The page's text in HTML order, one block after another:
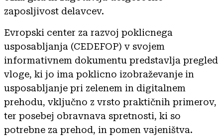
zaposljivost delavcev.
Evropski center za razvoj poklicnega
usposabljanja (CEDEFOP) v svojem
informativnem dokumentu predstavlja pregled
vloge, ki jo ima poklicno izobraževanje in
usposabljanje pri zelenem in digitalnem
prehodu, vključno z vrsto praktičnih primerov,
ter posebej obravnava spretnosti, ki so
potrebne za prehod, in pomen vajeništva.